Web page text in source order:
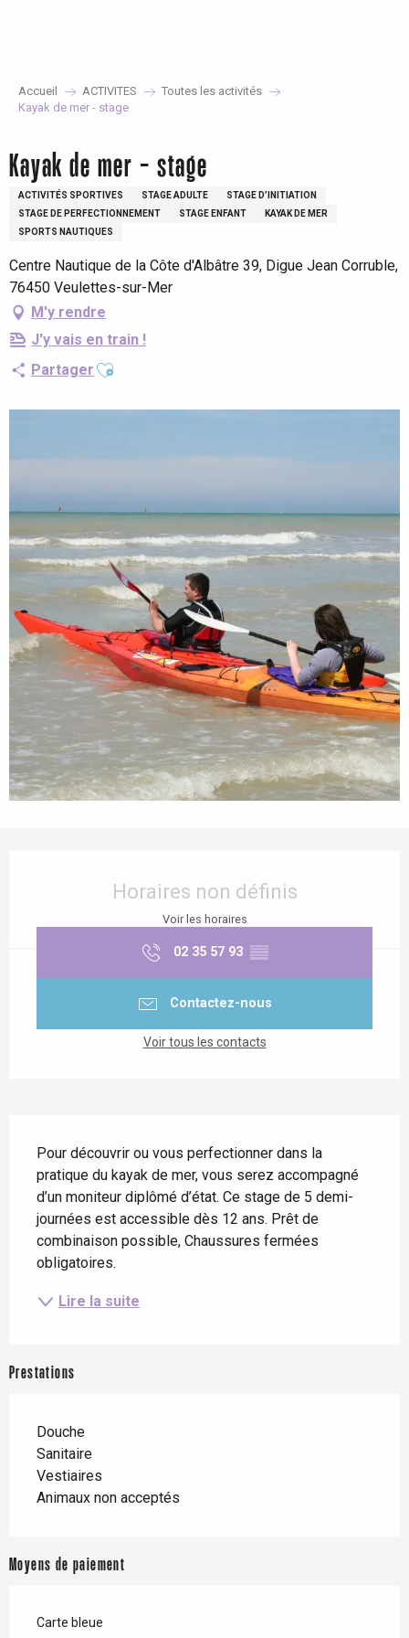
Accueil ACTIVITES
Toutes les activités
Kayak de mer - stage
Kayak de mer - stage
ACTIVITÉS SPORTIVES STAGE ADULTE
STAGE D’INITIATION
STAGE DE PERFECTIONNEMENT
STAGE ENFANT
KAYAK DE MER
SPORTS NAUTIQUES
Centre Nautique de la Côte d'Albâtre 39, Digue Jean Corruble,
76450 Veulettes-sur-Mer
M'y rendre
J'y vais en train !
Partager Ajouter aux favoris
Horaires non définis
Voir les horaires
02 35 57 93 ▒▒
Contactez-nous
Voir tous les contacts
Pour découvrir ou vous perfectionner dans la
pratique du kayak de mer, vous serez accompagné
d’un moniteur diplômé d’état. Ce stage de 5 demi-
journées est accessible dès 12 ans. Prêt de
combinaison possible, Chaussures fermées
obligatoires.
Lire la suite
Prestations
Douche
Sanitaire
Vestiaires
Animaux non acceptés
Moyens de paiement
Carte bleue